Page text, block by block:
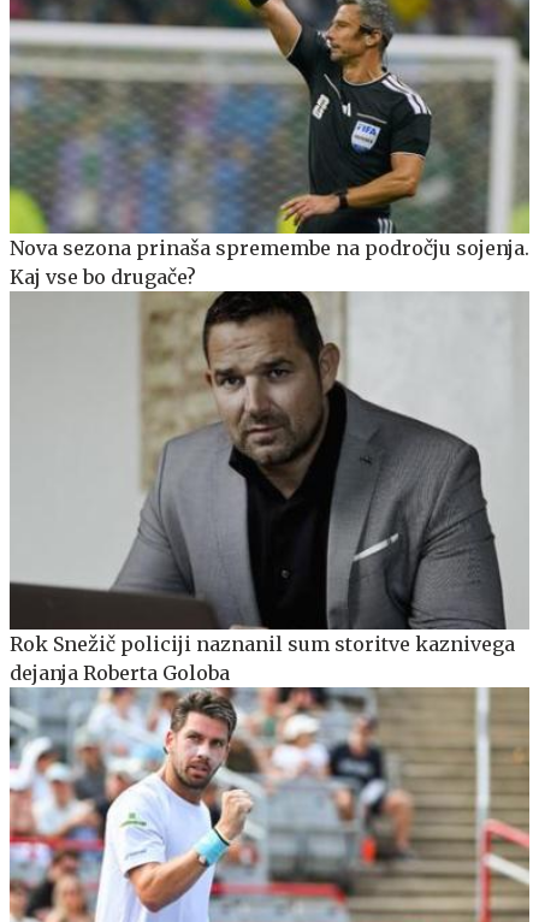
Nova sezona prinaša spremembe na področju sojenja.
Kaj vse bo drugače?
Rok Snežič policiji naznanil sum storitve kaznivega
dejanja Roberta Goloba